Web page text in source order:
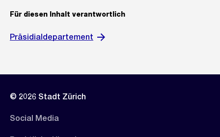
Für diesen Inhalt verantwortlich
Präsidialdepartement
© 2026 Stadt Zürich
Social Media